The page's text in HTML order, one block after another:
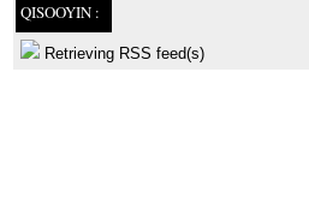
QISOOYIN :
Retrieving RSS feed(s)